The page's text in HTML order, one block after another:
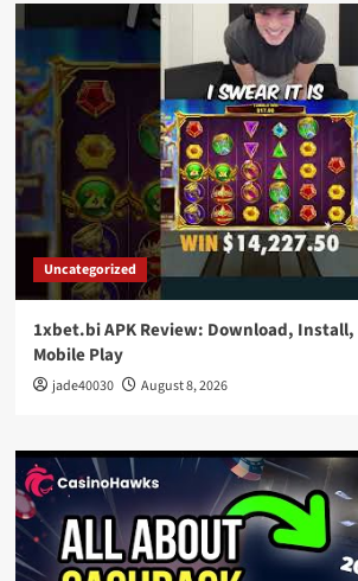
Uncategorized
1xbet.bi APK Review: Download, Install,
Mobile Play
jade40030 August 8, 2026